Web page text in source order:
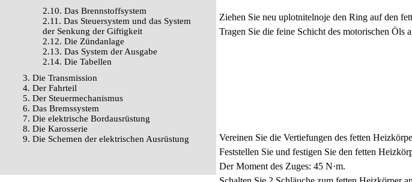
2.10. Das Brennstoffsystem
2.11. Das Steuersystem und das System
der Senkung der Giftigkeit
2.12. Die Zündanlage
2.13. Das System der Ausgabe
2.14. Die Tabellen
3. Die Transmission
4. Der Fahrteil
5. Der Steuermechanismus
6. Das Bremssystem
7. Die elektrische Bordausrüstung
8. Die Karosserie
9. Die Schemen der elektrischen Ausrüstung
Ziehen Sie neu uplotnitelnoje den Ring auf den
Tragen Sie die feine Schicht des motorischen Öls
Vereinen Sie die Vertiefungen des fetten
Feststellen Sie und festigen Sie den fetten
Der Moment des Zuges: 45 N·m.